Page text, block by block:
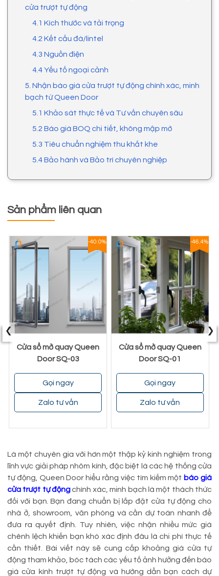
cửa trượt tự động
4.1 Kích thước và tải trọng
4.2 Kết cấu đà/lintel
4.3 Nguồn điện
4.4 Yếu tố ngoại cảnh
5. Nhận báo giá cửa trượt tự động chính xác, minh
bạch từ Queen Door
5.1 Khảo sát thực tế và Tư vấn chuyên sâu
5.2 Báo giá BOQ chi tiết, không mập mờ
5.3 Tiêu chuẩn nghiệm thu khắt khe
5.4 Bảo hành và Bảo trì chuyên nghiệp
Sản phẩm liên quan
-40.0%
Cửa sổ mở quay Queen
Door SQ-03
Gọi ngay
Zalo tư vấn
-46.4%
Cửa sổ mở quay Queen
Door SQ-01
Gọi ngay
Zalo tư vấn
‹ ›
Là một chuyên gia với hơn một thập kỷ kinh nghiệm trong
lĩnh vực giải pháp nhôm kính, đặc biệt là các hệ thống cửa
tự động, Queen Door hiểu rằng việc tìm kiếm một báo giá
cửa trượt tự độngchính xác, minh bạch là một thách thức
đối với bạn. Bạn đang chuẩn bị lắp đặt cửa tự động cho
nhà ở, showroom, văn phòng và cần dự toán nhanh để
đưa ra quyết định. Tuy nhiên, việc nhận nhiều mức giá
chênh lệch khiến bạn khó xác định đâu là chi phí thực tế
cần thiết. Bài viết này sẽ cung cấp khoảng giá cửa tự
động tham khảo, bóc tách các yếu tố ảnh hưởng đến báo
giá cửa kính trượt tự động và hướng dẫn bạn cách dự